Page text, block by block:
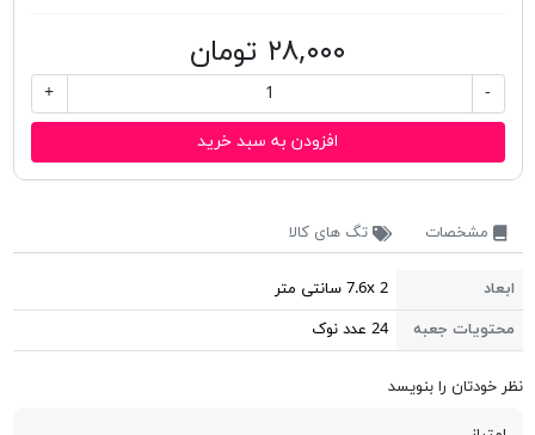
۲۸,۰۰۰ تومان
-
+
افزودن به سبد خرید
مشخصات تگ های کالا
ابعاد
7.6x 2 سانتی متر
محتویات جعبه
24 عدد نوک
نظر خودتان را بنویسد